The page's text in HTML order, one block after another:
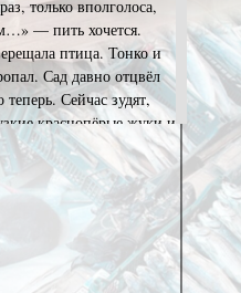
только вполголоса,
— пить хочется.
птица. Тонко и
Сад давно отцвёл
Сейчас зудят,
краснопёрые жуки и
пропали куда-то.
Тим лениво и
цветут по краю, мда-
жили пчёлы, хотя и
любопытства, из